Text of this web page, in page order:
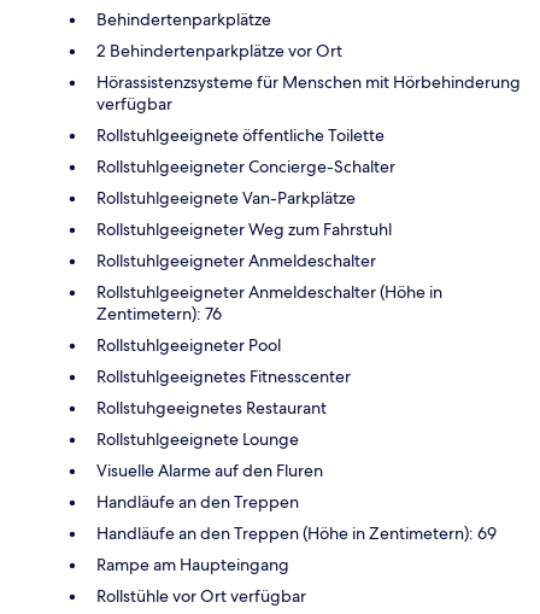
Behindertenparkplätze
2 Behindertenparkplätze vor Ort
Hörassistenzsysteme für Menschen mit Hörbehinderung
verfügbar
Rollstuhlgeeignete öffentliche Toilette
Rollstuhlgeeigneter Concierge-Schalter
Rollstuhlgeeignete Van-Parkplätze
Rollstuhlgeeigneter Weg zum Fahrstuhl
Rollstuhlgeeigneter Anmeldeschalter
Rollstuhlgeeigneter Anmeldeschalter (Höhe in
Zentimetern): 76
Rollstuhlgeeigneter Pool
Rollstuhlgeeignetes Fitnesscenter
Rollstuhgeeignetes Restaurant
Rollstuhlgeeignete Lounge
Visuelle Alarme auf den Fluren
Handläufe an den Treppen
Handläufe an den Treppen (Höhe in Zentimetern): 69
Rampe am Haupteingang
Rollstühle vor Ort verfügbar